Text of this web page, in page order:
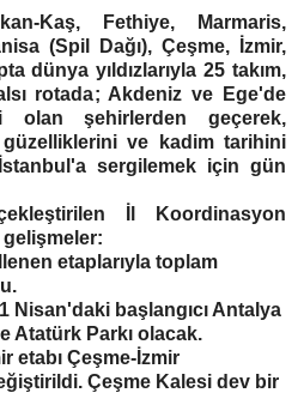
Kaş, Fethiye, Marmaris,
(Spil Dağı), Çeşme, İzmir,
dünya yıldızlarıyla 25 takım,
rotada; Akdeniz ve Ege'de
olan şehirlerden geçerek,
ve kadim tarihini
sergilemek için gün
İl Koordinasyon
gelişmeler:
etaplarıyla toplam
Nisan'daki başlangıcı Antalya
Atatürk Parkı olacak.
etabı Çeşme-İzmir
Çeşme Kalesi dev bir